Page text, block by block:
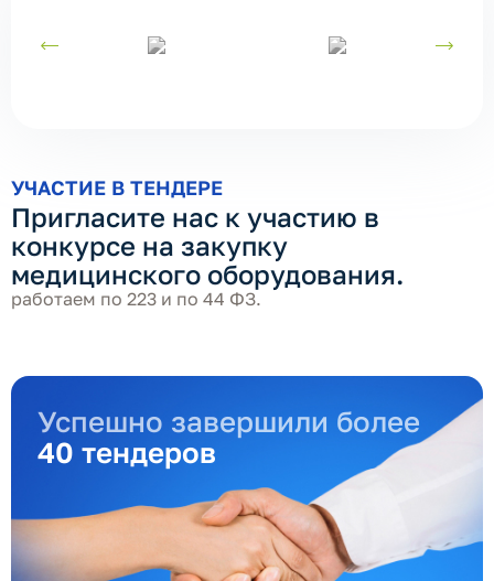
УЧАСТИЕ В ТЕНДЕРЕ
Пригласите нас к участию в
конкурсе на закупку
медицинского оборудования.
работаем по 223 и по 44 ФЗ.
Успешно завершили более
40 тендеров